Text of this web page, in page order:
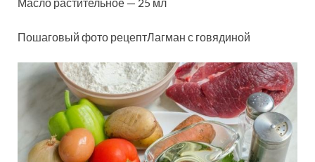
Пошаговый фото рецептЛагман с говядиной